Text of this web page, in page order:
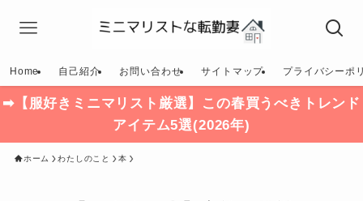
Home 自己紹介 お問い合わせ サイトマップ プライバシーポ
➡【服好きミニマリスト厳選】この春買うべきトレンド
アイテム5選(2026年)
ホーム わたしのこと 本